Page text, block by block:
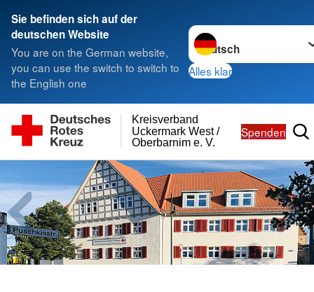
Sie befinden sich auf der
deutschen Website
You are on the German website,
you can use the switch to switch to
the English one
Sprache wechseln zu
Alles klar
Oberbarnim e. V.
Uckermark West /
Kreisverband
Spenden